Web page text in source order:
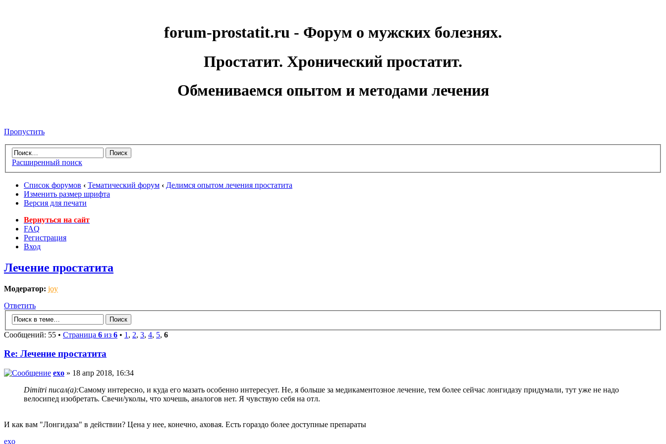
forum-prostatit.ru - Форум о мужских болезнях.
Простатит. Хронический простатит.
Обмениваемся опытом и методами лечения
Пропустить
Расширенный поиск
Список форумов ‹ Тематический форум ‹ Делимся опытом лечения простатита
Изменить размер шрифта
Версия для печати
Вернуться на сайт
FAQ
Регистрация
Вход
Лечение простатита
Модератор: joy
Ответить
Сообщений: 55 • Страница 6 из 6 • 1 , 2, 3, 4, 5, 6
Re: Лечение простатита
exo » 18 апр 2018, 16:34
Dimitri писал(а):Самому интересно, и куда его мазать особенно интересует. Не, я больше за медикаментозное лечение, тем более сейчас лонгидазу придумали, тут уже не надо
велосипед изобретать. Свечи/уколы, что хочешь, аналогов нет. Я чувствую себя на отл.
И как вам "Лонгидаза" в действии? Цена у нее, конечно, аховая. Есть гораздо более доступные препараты
exo